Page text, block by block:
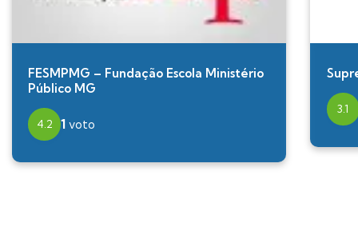
FESMPMG – Fundação Escola Ministério
Público MG
4.2 1 voto
3.1